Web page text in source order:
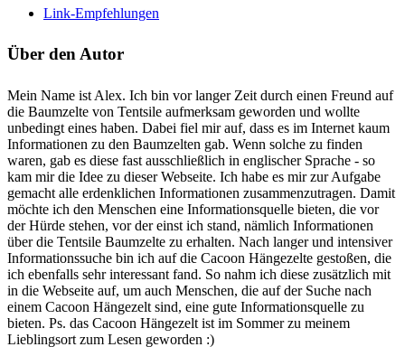
Link-Empfehlungen
Über den Autor
Mein Name ist Alex. Ich bin vor langer Zeit durch einen Freund auf
die Baumzelte von Tentsile aufmerksam geworden und wollte
unbedingt eines haben. Dabei fiel mir auf, dass es im Internet kaum
Informationen zu den Baumzelten gab. Wenn solche zu finden
waren, gab es diese fast ausschließlich in englischer Sprache - so
kam mir die Idee zu dieser Webseite. Ich habe es mir zur Aufgabe
gemacht alle erdenklichen Informationen zusammenzutragen. Damit
möchte ich den Menschen eine Informationsquelle bieten, die vor
der Hürde stehen, vor der einst ich stand, nämlich Informationen
über die Tentsile Baumzelte zu erhalten. Nach langer und intensiver
Informationssuche bin ich auf die Cacoon Hängezelte gestoßen, die
ich ebenfalls sehr interessant fand. So nahm ich diese zusätzlich mit
in die Webseite auf, um auch Menschen, die auf der Suche nach
einem Cacoon Hängezelt sind, eine gute Informationsquelle zu
bieten. Ps. das Cacoon Hängezelt ist im Sommer zu meinem
Lieblingsort zum Lesen geworden :)